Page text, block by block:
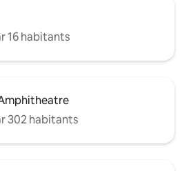
16 habitants
302 habitants